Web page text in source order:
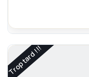
Trop tard !!!